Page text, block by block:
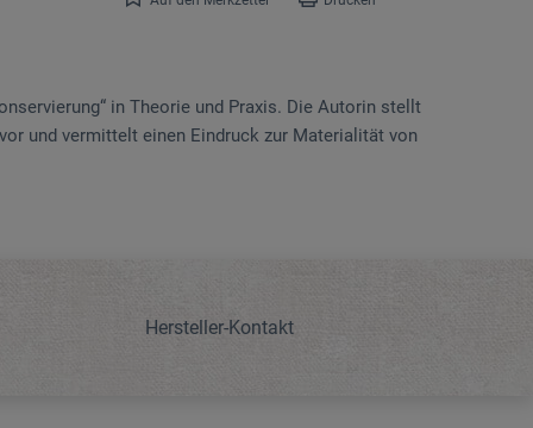
in Theorie und Praxis. Die Autorin stellt
und vermittelt einen Eindruck zur Materialität von
Hersteller-Kontakt